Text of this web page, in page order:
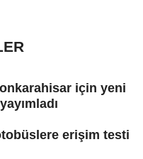
için yeni
erişim testi